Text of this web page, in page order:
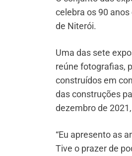
celebra os 90
de Niterói.
Uma das sete
reúne fotografias,
construídos em
das construções
dezembro de
“Eu apresento as
Tive o prazer de